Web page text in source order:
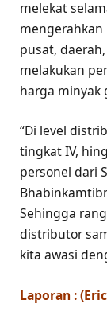
melekat
mengerahkan
pusat,
melakukan
harga minyak
“Di level
tingkat IV,
personel dari
Sehingga
distributor
kita awasi
Laporan :